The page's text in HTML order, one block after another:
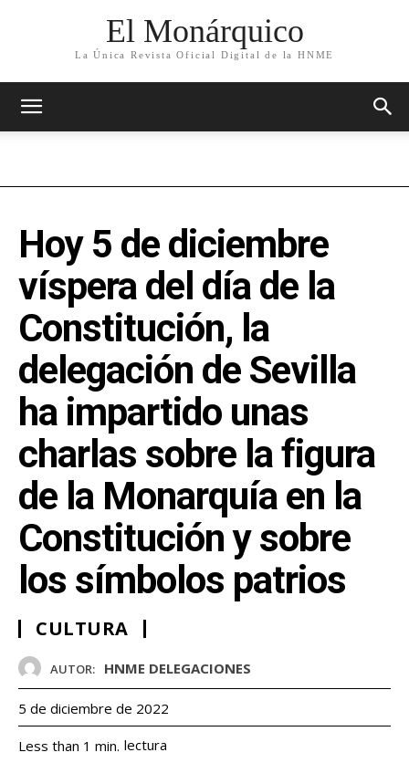
El Monárquico
La Única Revista Oficial Digital de la HNME
Hoy 5 de diciembre
víspera del día de la
Constitución, la
delegación de Sevilla
ha impartido unas
charlas sobre la figura
de la Monarquía en la
Constitución y sobre
los símbolos patrios
CULTURA
AUTOR: HNME DELEGACIONES
5 de diciembre de 2022
Less than 1 min. lectura